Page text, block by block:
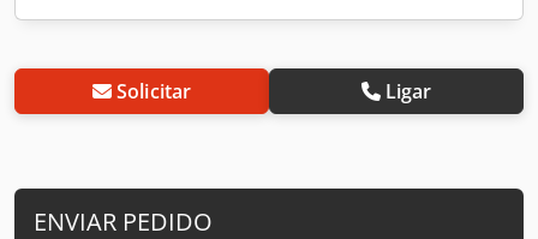
Solicitar Ligar
ENVIAR PEDIDO